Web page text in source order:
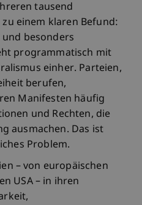
tausend
einem klaren Befund:
besonders
programmatisch mit
einher. Parteien,
berufen,
Manifesten häufig
und Rechten, die
ausmachen. Das ist
Problem.
– von europäischen
USA – in ihren